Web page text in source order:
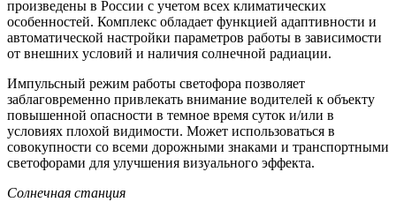
произведены в России с учетом всех климатических
особенностей. Комплекс обладает функцией адаптивности и
автоматической настройки параметров работы в зависимости
от внешних условий и наличия солнечной радиации.
Импульсный режим работы светофора позволяет
заблаговременно привлекать внимание водителей к объекту
повышенной опасности в темное время суток и/или в
условиях плохой видимости. Может использоваться в
совокупности со всеми дорожными знаками и транспортными
светофорами для улучшения визуального эффекта.
Солнечная станция